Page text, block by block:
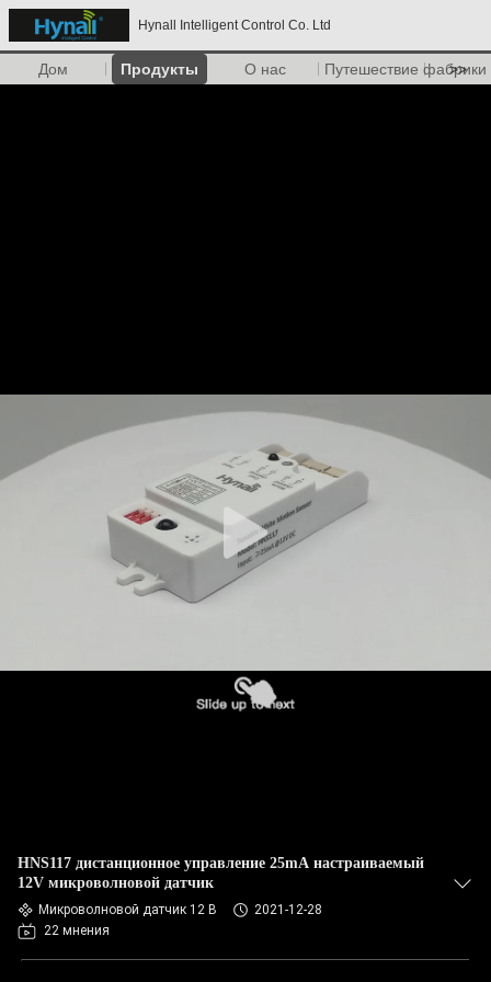
Hynall Intelligent Control Co. Ltd
Дом Продукты О нас Путешествие фабрики
>>
HNS117 дистанционное управление 25mA настраиваемый
12V микроволновой датчик
Микроволновой датчик 12 В
2021-12-28
22 мнения